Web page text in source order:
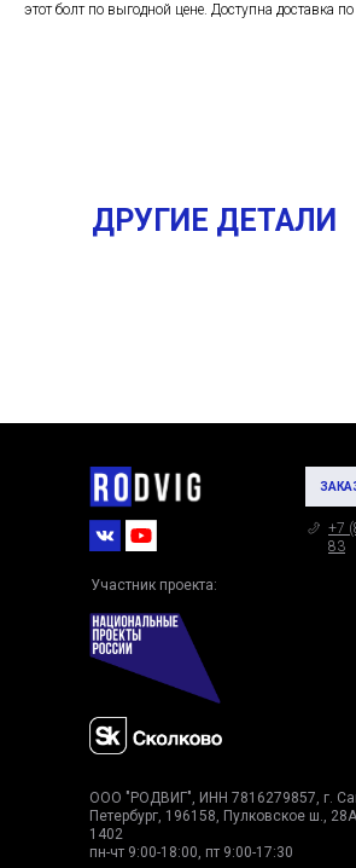
этот болт по выгодной цене. Доступна доставка
ДРУГИЕ ДЕТАЛИ
ООО "РОДВИГ", ИНН 7816279857, г.
Петербург, 196158, Пулковское ш.,
1402
пн-чт 9:00-18:00, пт 9:00-17:30
Участник проекта:
+7
83